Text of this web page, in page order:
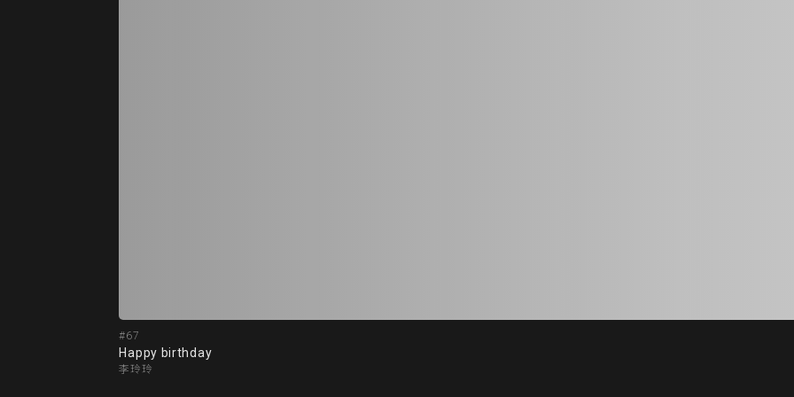
#67
Happy birthday
李玲玲